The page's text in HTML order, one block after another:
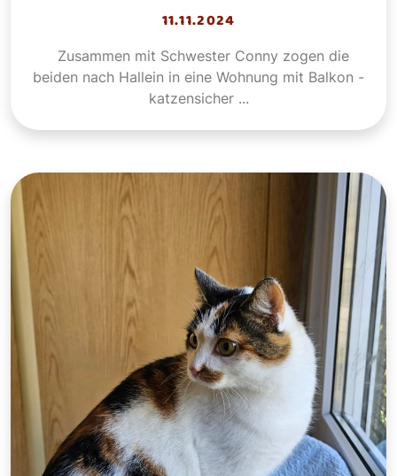
11.11.2024
Zusammen mit Schwester Conny zogen die
beiden nach Hallein in eine Wohnung mit Balkon -
katzensicher ...